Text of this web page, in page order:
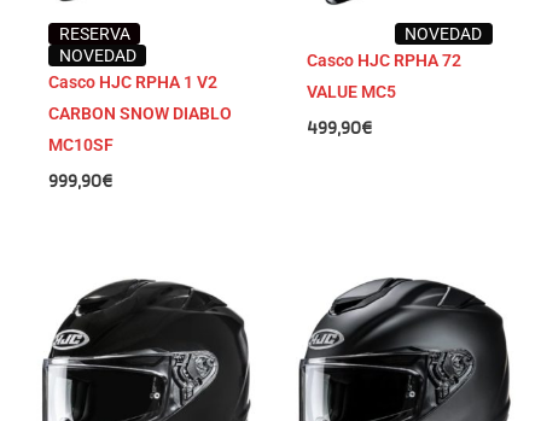
RESERVA
NOVEDAD
Casco HJC RPHA 1 V2
CARBON SNOW DIABLO
MC10SF
999,90€
NOVEDAD
Casco HJC RPHA 72
VALUE MC5
499,90€